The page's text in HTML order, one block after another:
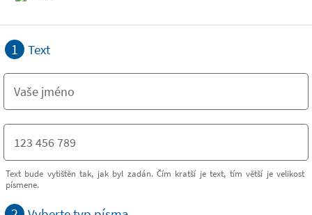
1 Text
Text bude vytištěn tak, jak byl zadán. Čím kratší je text, tím větší je velikost
písmene.